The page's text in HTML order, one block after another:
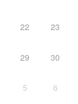
22 23
29 30
5 6